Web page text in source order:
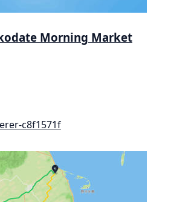
Morning Market
c8f1571f